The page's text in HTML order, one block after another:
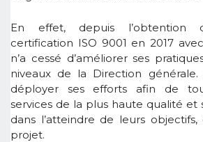
En effet, depuis l’obtention
certification ISO 9001 en 2017
n’a cessé d’améliorer ses
niveaux de la Direction générale.
déployer ses efforts afin de
services de la plus haute qualité et
dans l’atteindre de leurs
projet.